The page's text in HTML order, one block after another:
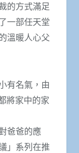
的方式滿足
一部任天堂
溫暖人心父
有名氣，由
將家中的家
爸爸的應
」系列在推